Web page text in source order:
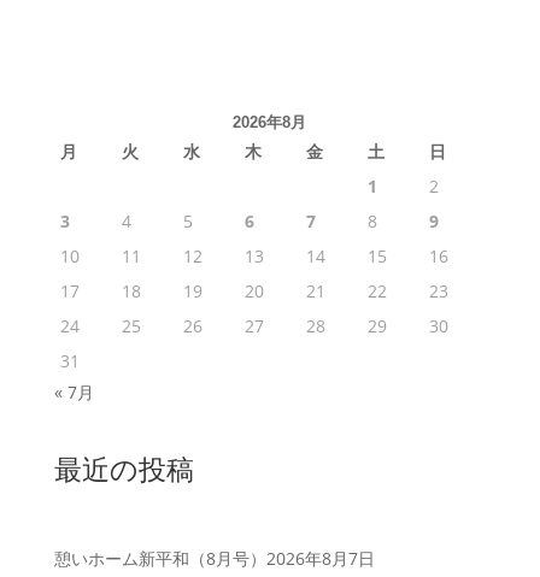
2026年8月
月 火 水 木 金 土
日
1
2
3
4 5 6 7 8
9
10
11 12 13 14 15
16
17
18 19 20 21 22
23
24
25 26 27 28 29
30
31
« 7月
最近の投稿
憩いホーム新平和（8月号） 2026年8月7日